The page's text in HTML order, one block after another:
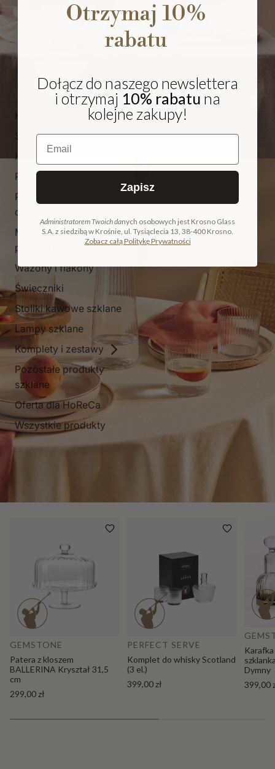
Kieliszki i pokale
Szklanki
Karafki i dzbanki
Patery
Pojemniki i
cukiernice
Miski, salaterki i
pucharki
Wazony i flakony
Świeczniki
Stoliki kawowe szklane
Lampy szklane
Komplety i zestawy
Pozostałe produkty
szklane
Oferta dla HoReCa
Wszystkie produkty
NA PREZENT
COLLECTION
Dodaj do koszyka
GEMSTONE
Patera z kloszem
BALLERINA Kryształ 31,5
cm
299,00 zł
PERFECT SERVE
Komplet do whisky Scotland
(3 el.)
399,00 zł
Dymny
399,00
Otrzymaj 10%
rabatu
Dołącz do naszego newslettera
i otrzymaj 10% rabatu na
kolejne zakupy!
Email
Zapisz
Administratorem Twoich danych osobowych jest Krosno Glass
S.A. z siedzibą w Krośnie, ul. Tysiąclecia 13, 38-400 Krosno.
Zobacz całą Politykę Prywatności